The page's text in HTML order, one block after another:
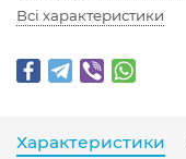
Всі характеристики
Характеристики